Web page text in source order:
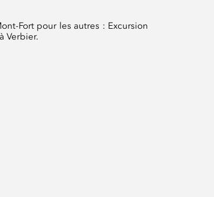
Fort pour les autres : Excursion
Verbier.